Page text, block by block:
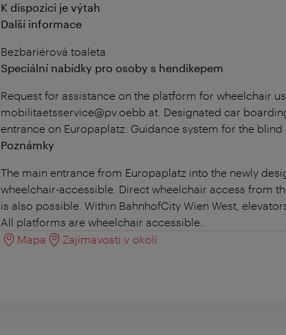
K dispozici je výtah
Další informace
Bezbariérová toaleta
Speciální nabídky pro osoby s hendikepem
Request for assistance on the platform for wheelchair
mobilitaetsservice@pv.oebb.at. Designated car
entrance on Europaplatz. Guidance system for the
Poznámky
The main entrance from Europaplatz into the newly
wheelchair-accessible. Direct wheelchair access from
is also possible. Within BahnhofCity Wien West,
All platforms are wheelchair accessible.
Mapa
Zajímavosti v okolí